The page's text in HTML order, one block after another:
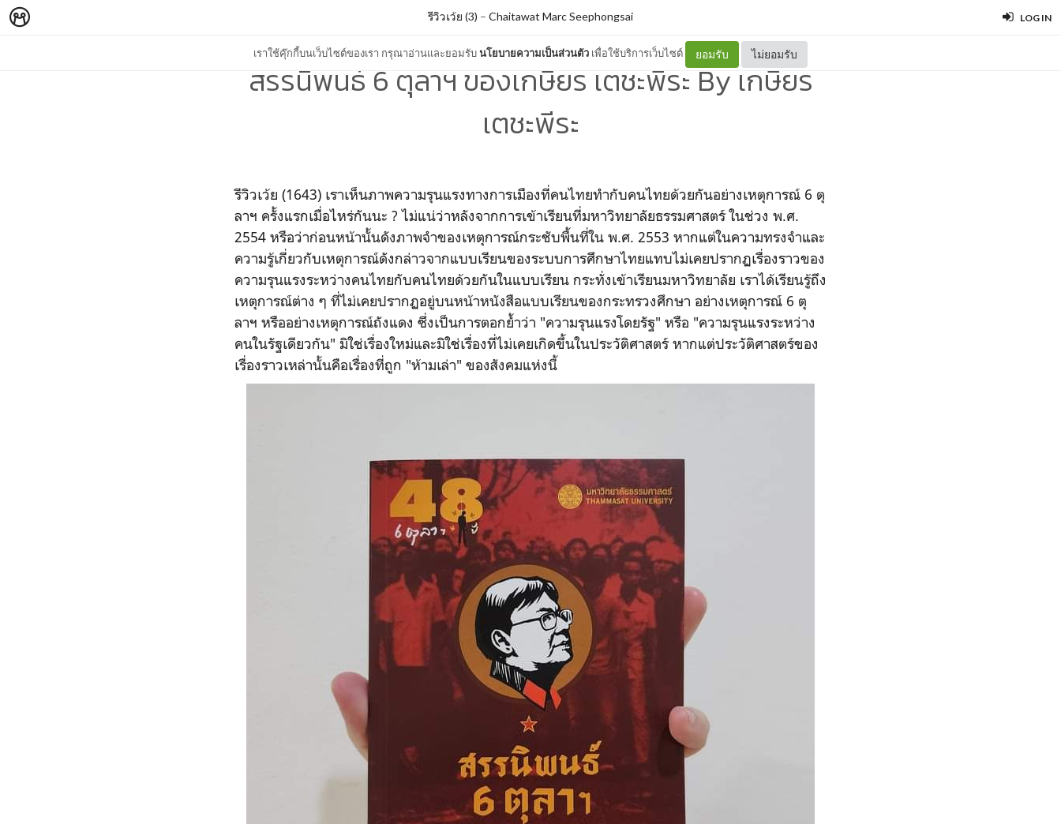
LOG IN
เราใช้คุ๊กกี้บนเว็บไซต์ของเรา กรุณาอ่านและยอมรับนโยบายความเป็นส่วนตัว เพื่อใช้บริการเว็บไซต์ ยอมรับ ไม่ยอมรับ
รีวิวเว้ย (3) – Chaitawat Marc Seephongsai
สรรนิพนธ์ 6 ตุลาฯ ของเกษียร เตชะพีระ By เกษียร
เตชะพีระ
รีวิวเว้ย (1643) เราเห็นภาพความรุนแรงทางการเมืองที่คนไทยทำกับคนไทยด้วยกันอย่างเหตุการณ์ 6 ตุ
ลาฯ ครั้งแรกเมื่อไหร่กันนะ ? ไม่แน่ว่าหลังจากการเข้าเรียนที่มหาวิทยาลัยธรรมศาสตร์ ในช่วง พ.ศ.
2554 หรือว่าก่อนหน้านั้นดังภาพจำของเหตุการณ์กระชับพื้นที่ใน พ.ศ. 2553 หากแต่ในความทรงจำและ
ความรู้เกี่ยวกับเหตุการณ์ดังกล่าวจากแบบเรียนของระบบการศึกษาไทยแทบไม่เคยปรากฏเรื่องราวของ
ความรุนแรงระหว่างคนไทยกับคนไทยด้วยกันในแบบเรียน กระทั่งเข้าเรียนมหาวิทยาลัย เราได้เรียนรู้ถึง
เหตุการณ์ต่าง ๆ ที่ไม่เคยปรากฏอยู่บนหน้าหนังสือแบบเรียนของกระทรวงศึกษา อย่างเหตุการณ์ 6 ตุ
ลาฯ หรืออย่างเหตุการณ์ถังแดง ซึ่งเป็นการตอกย้ำว่า "ความรุนแรงโดยรัฐ" หรือ "ความรุนแรงระหว่าง
คนในรัฐเดียวกัน" มิใช่เรื่องใหม่และมิใช่เรื่องที่ไม่เคยเกิดขึ้นในประวัติศาสตร์ หากแต่ประวัติศาสตร์ของ
เรื่องราวเหล่านั้นคือเรื่องที่ถูก "ห้ามเล่า" ของสังคมแห่งนี้